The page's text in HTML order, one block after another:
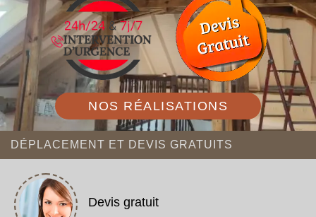
NOS RÉALISATIONS
DÉPLACEMENT ET DEVIS GRATUITS
Devis gratuit